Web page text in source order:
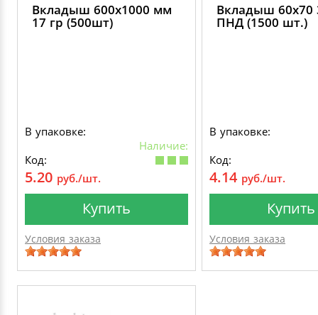
Вкладыш 600х1000 мм
17 гр (500шт)
В упаковке:
Наличие:
Код:
5.20 руб./шт.
Купить
Условия заказа
Вкладыш 60х70
ПНД (1500 шт.)
В упаковке:
Код:
4.14 руб./шт.
Купить
Условия заказа